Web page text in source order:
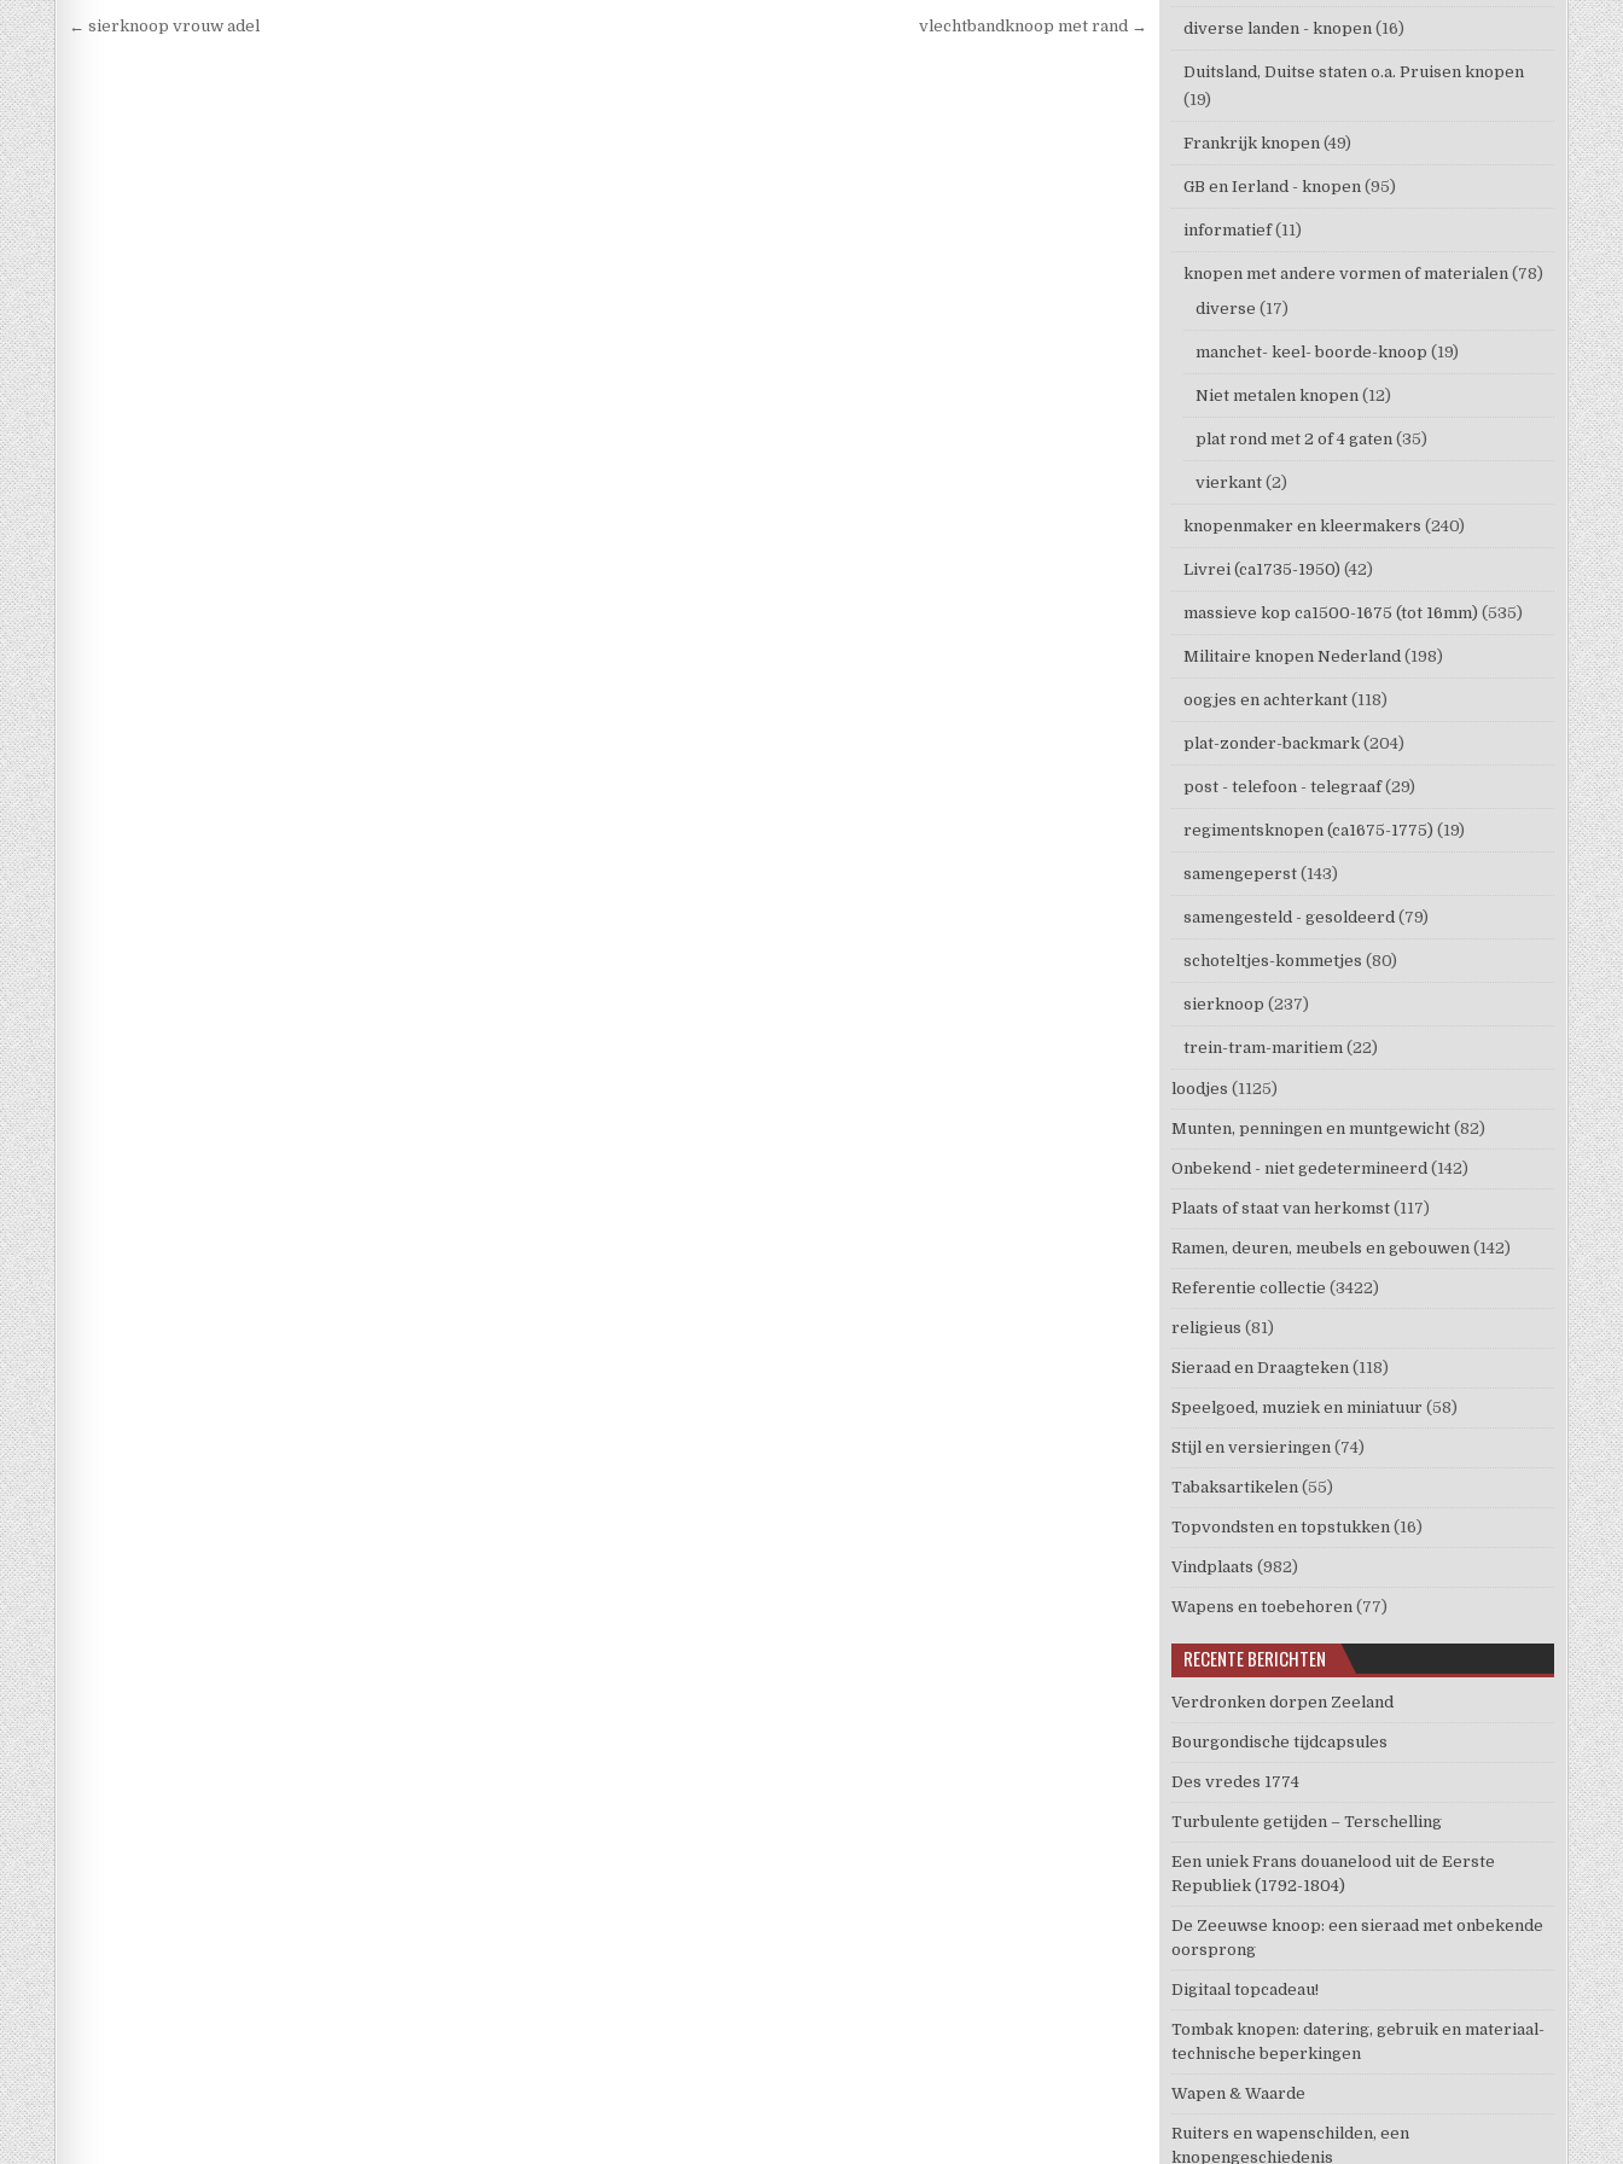
Berichtnavigatie
← sierknoop vrouw adel vlechtbandknoop met rand → diverse landen - knopen (16)
Duitsland, Duitse staten o.a. Pruisen knopen
(19)
Frankrijk knopen (49)
GB en Ierland - knopen (95)
informatief (11)
knopen met andere vormen of materialen (78)
diverse (17)
manchet- keel- boorde-knoop (19)
Niet metalen knopen (12)
plat rond met 2 of 4 gaten (35)
vierkant (2)
knopenmaker en kleermakers (240)
Livrei (ca1735-1950) (42)
massieve kop ca1500-1675 (tot 16mm) (535)
Militaire knopen Nederland (198)
oogjes en achterkant (118)
plat-zonder-backmark (204)
post - telefoon - telegraaf (29)
regimentsknopen (ca1675-1775) (19)
samengeperst (143)
samengesteld - gesoldeerd (79)
schoteltjes-kommetjes (80)
sierknoop (237)
trein-tram-maritiem (22)
loodjes (1125)
Munten, penningen en muntgewicht (82)
Onbekend - niet gedetermineerd (142)
Plaats of staat van herkomst (117)
Ramen, deuren, meubels en gebouwen (142)
Referentie collectie (3422)
religieus (81)
Sieraad en Draagteken (118)
Speelgoed, muziek en miniatuur (58)
Stijl en versieringen (74)
Tabaksartikelen (55)
Topvondsten en topstukken (16)
Vindplaats (982)
Wapens en toebehoren (77)
RECENTE BERICHTEN
Verdronken dorpen Zeeland
Bourgondische tijdcapsules
Des vredes 1774
Turbulente getijden – Terschelling
Een uniek Frans douanelood uit de Eerste
Republiek (1792-1804)
De Zeeuwse knoop: een sieraad met onbekende
oorsprong
Digitaal topcadeau!
Tombak knopen: datering, gebruik en materiaal-
technische beperkingen
Wapen & Waarde
Ruiters en wapenschilden, een
knopengeschiedenis